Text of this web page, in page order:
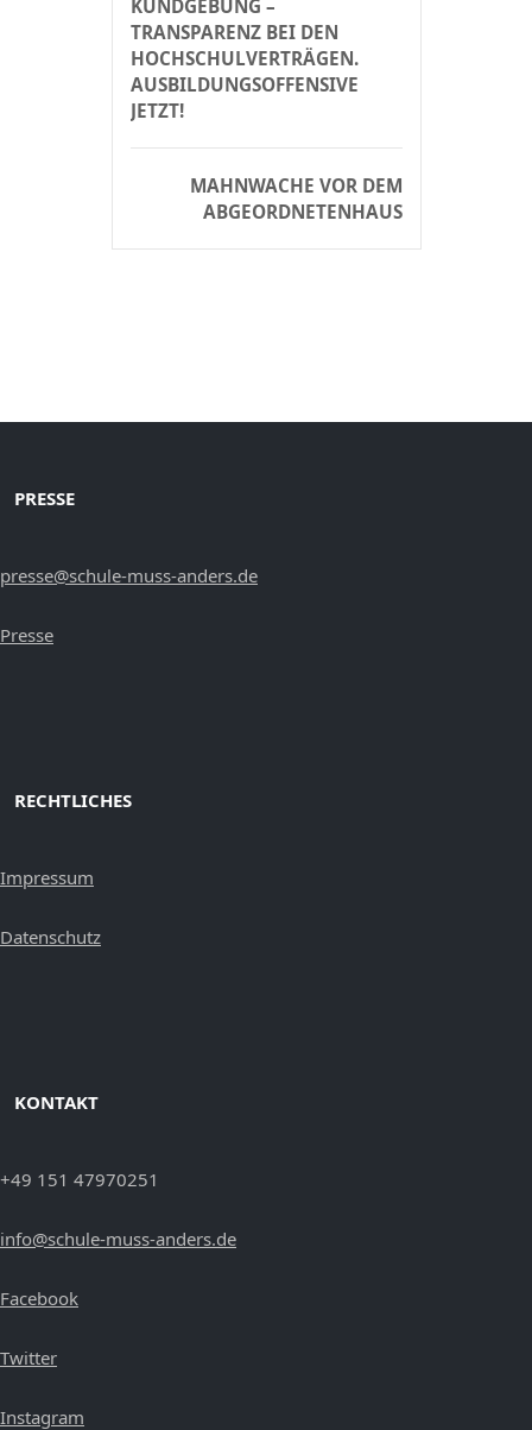
KUNDGEBUNG –
TRANSPARENZ BEI DEN
HOCHSCHULVERTRÄGEN.
AUSBILDUNGSOFFENSIVE
JETZT!
MAHNWACHE VOR DEM
ABGEORDNETENHAUS
PRESSE
presse@schule-muss-anders.de
Presse
RECHTLICHES
Impressum
Datenschutz
KONTAKT
+49 151 47970251
info@schule-muss-anders.de
Facebook
Twitter
Instagram